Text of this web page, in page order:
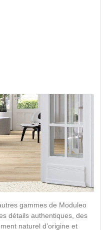
gammes de Moduleo
détails authentiques, des
naturel d’origine et